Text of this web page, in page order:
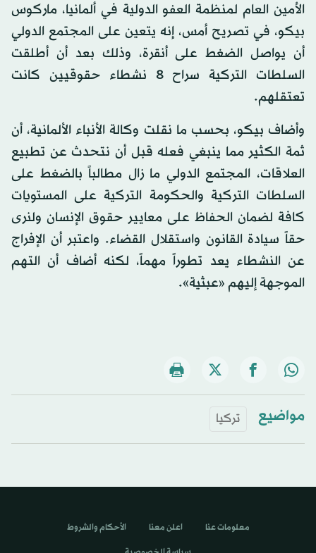
الأمين العام لمنظمة العفو الدولية في ألمانيا، ماركوس
بيكو، في تصريح أمس، إنه يتعين على المجتمع الدولي
أن يواصل الضغط على أنقرة، وذلك بعد أن أطلقت
السلطات التركية سراح 8 نشطاء حقوقيين كانت
تعتقلهم.
وأضاف بيكو، بحسب ما نقلت وكالة الأنباء الألمانية، أن
ثمة الكثير مما ينبغي فعله قبل أن نتحدث عن تطبيع
العلاقات، المجتمع الدولي ما زال مطالباً بالضغط على
السلطات التركية والحكومة التركية على المستويات
كافة لضمان الحفاظ على معايير حقوق الإنسان ولنرى
حقاً سيادة القانون واستقلال القضاء. واعتبر أن الإفراج
عن النشطاء يعد تطوراً مهماً، لكنه أضاف أن التهم
الموجهة إليهم «عبثية».
مواضيع تركيا
معلومات عنا اعلن معنا الأحكام والشروط